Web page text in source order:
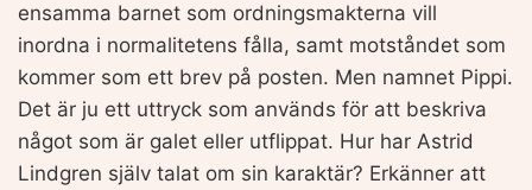
ensamma barnet som ordningsmakterna vill
inordna i normalitetens fålla, samt motståndet som
kommer som ett brev på posten. Men namnet Pippi.
Det är ju ett uttryck som används för att beskriva
något som är galet eller utflippat. Hur har Astrid
Lindgren själv talat om sin karaktär? Erkänner att